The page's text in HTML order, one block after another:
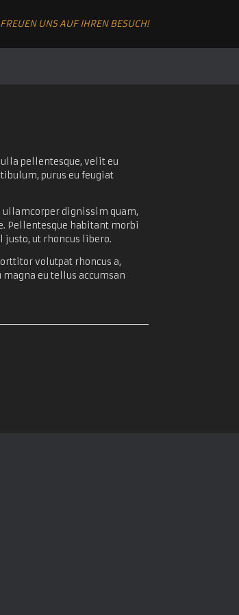
UNS AUF IHREN BESUCH!
pellentesque, velit eu
purus eu feugiat
ullamcorper dignissim quam,
Pellentesque habitant morbi
justo, ut rhoncus libero.
volutpat rhoncus a,
eu tellus accumsan